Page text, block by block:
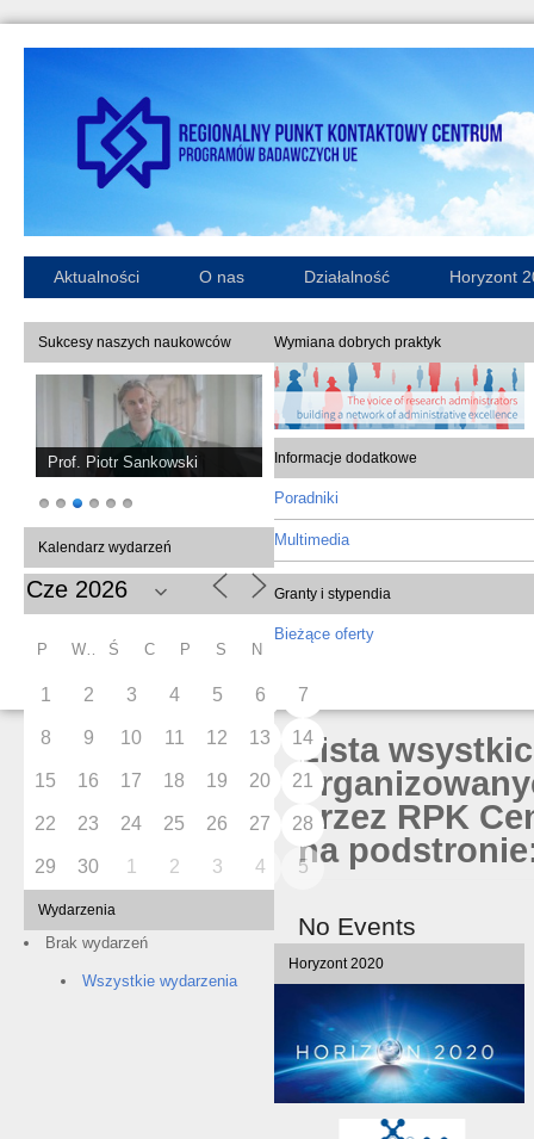
Aktualności O nas Działalność Horyzont
Sukcesy naszych naukowców
Prof. Piotr Sankowski
Kalendarz wydarzeń
P Ś C P S N
1 2 3 4 5 6 7
8 9 10 11 12 13 14
15 16 17 18 19 20 21
22 23 24 25 26 27 28
29 30 1 2 3 4 5
Wydarzenia
Brak wydarzeń
Wszystkie wydarzenia
Wymiana dobrych praktyk
Informacje dodatkowe
Poradniki
Multimedia
Granty i stypendia
Bieżące oferty
Lista
przez RPK
na
No Events
Horyzont 2020